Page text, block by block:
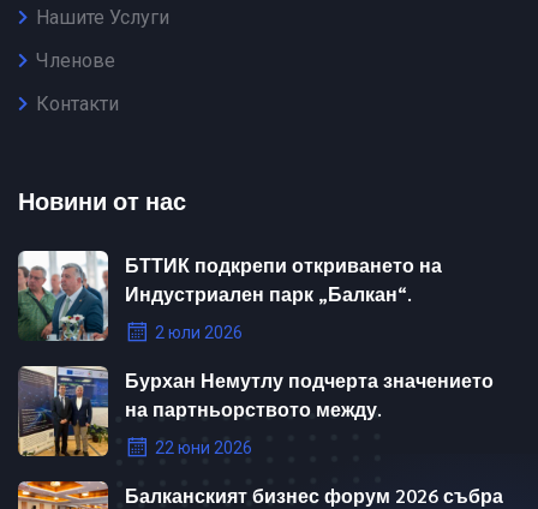
Нашите Услуги
Членове
Контакти
Новини от нас
БТТИК подкрепи откриването на
Индустриален парк „Балкан“.
2 юли 2026
Бурхан Немутлу подчерта значението
на партньорството между.
22 юни 2026
Балканският бизнес форум 2026 събра